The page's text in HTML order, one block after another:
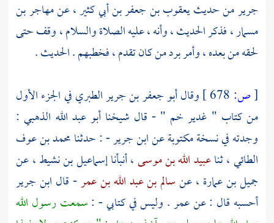
جريرمن حديثيعقوب بن جعفر بن أبي كثير، عنمهاجر بن
مسمار، فذكر الحديث ، وأنه ، عليه الصلاة والسلام ، وقف حتى
لحقه من بعده ، وأمر برد من كان تقدم ، فخطبهم . الحديث .
[ص: وقالأبو جعفر بن جرير الطبريفي الجزء الأول
من كتاب " غدير خم " - قال شيخناأبو عبد الله الذهبي :
وجدته في نسخة مكتوبة عنابن جرير- : حدثنامحمد بن عوف
الطائي، ثناعبيد الله بن موسى، أنبأناإسماعيل بن نشيط، عن
جميل بن عمارة ، عنسالم بن عبد الله بن عمر- قال ابن جرير
أحسبه قال : عنعمر . وليس في كتابي - :سمعت رسول الله